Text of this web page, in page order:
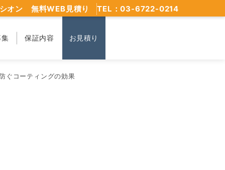
保証内容 お見積り
オン 無料WEB見積り TEL：03-6722-0214
ぐコーティングの効果